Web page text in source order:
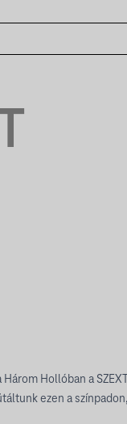
Hollóban a
ezen a